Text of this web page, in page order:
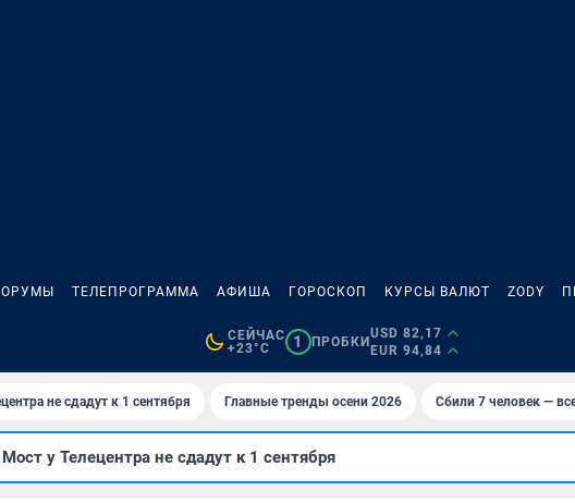
ТЕЛЕПРОГРАММА АФИША ГОРОСКОП КУРСЫ ВАЛЮТ ZODY
СЕЙЧАС
+23°C
1 ПРОБКИ
USD 82,17
EUR 94,84
не сдадут к 1 сентября Главные тренды осени 2026 Сбили 7 человек —
Мост у Телецентра не сдадут к 1 сентября